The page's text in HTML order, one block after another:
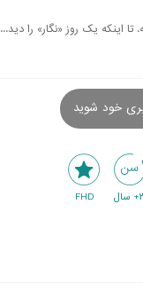
اینکه یک روز «نگار» را دید...
خود شوید
FHD